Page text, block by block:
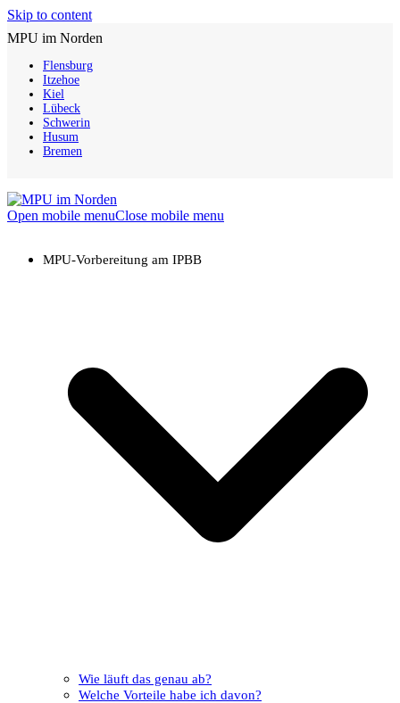
Skip to content
MPU im Norden
Flensburg
Itzehoe
Kiel
Lübeck
Schwerin
Husum
Bremen
Open mobile menuClose mobile menu
MPU-Vorbereitung am IPBB
Wie läuft das genau ab?
Welche Vorteile habe ich davon?